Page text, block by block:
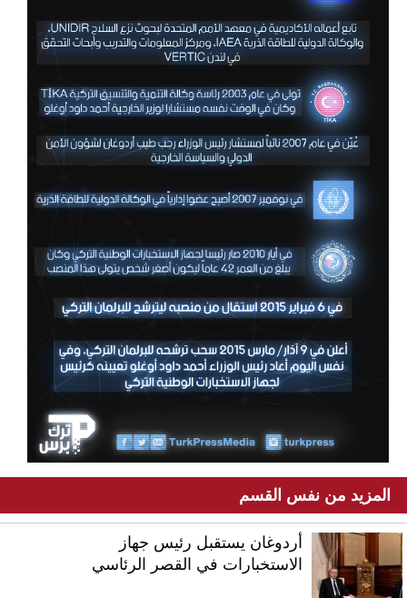
المزيد من نفس القسم
أردوغان يستقبل رئيس جهاز
الاستخبارات في القصر الرئاسي